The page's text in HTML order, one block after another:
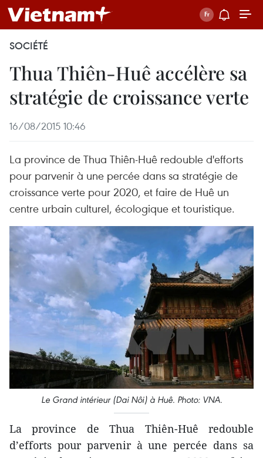
SOCIÉTÉ
Thua Thiên-Huê accélère sa
stratégie de croissance verte
16/08/2015 10:46
La province de Thua Thiên-Huê redouble d'efforts
pour parvenir à une percée dans sa stratégie de
croissance verte pour 2020, et faire de Huê un
centre urbain culturel, écologique et touristique.
Le Grand intérieur (Dai Nôi) à Huê. Photo: VNA.
La province de Thua Thiên-Huê redouble
d’efforts pour parvenir à une percée dans sa